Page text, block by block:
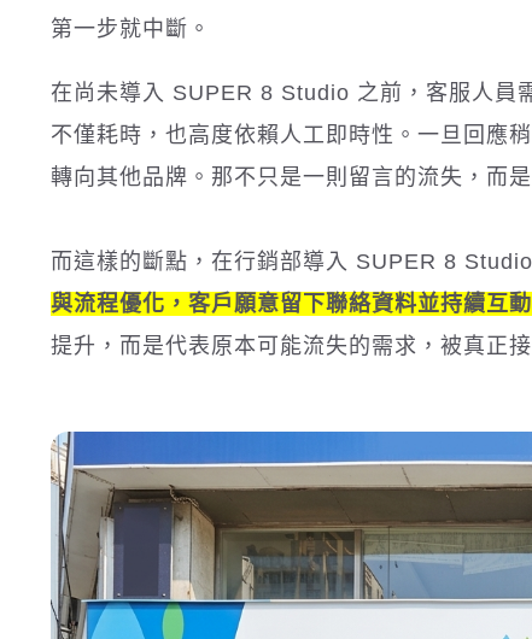
第一步就中斷。
在尚未導入 SUPER 8 Studio 之前，客服人員
不僅耗時，也高度依賴人工即時性。一旦回應
轉向其他品牌。那不只是一則留言的流失，而
而這樣的斷點，在行銷部導入 SUPER 8
與流程優化，客戶願意留下聯絡資料並持續互
提升，而是代表原本可能流失的需求，被真正